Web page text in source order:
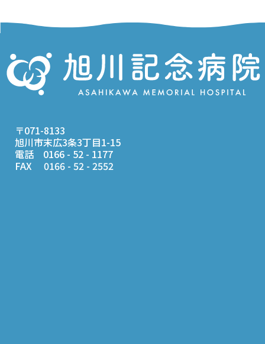
〒071-8133
旭川市末広3条3丁目1-15
電話 0166 - 52 - 1177
FAX 0166 - 52 - 2552